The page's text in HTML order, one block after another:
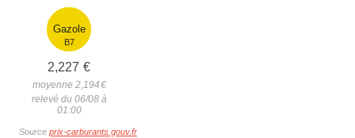
Gazole
B7
2,227 €
moyenne 2,194€
relevé du 06/08 à
01:00
Source prix-carburants.gouv.fr